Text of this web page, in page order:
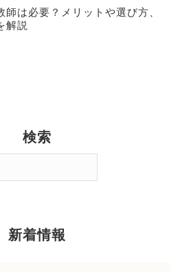
師は必要？メリットや選び方、
解説
検索
新着情報